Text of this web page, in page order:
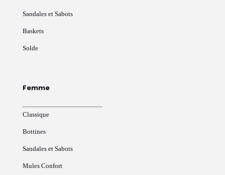
Sandales et Sabots
Baskets
Solde
Femme
Classique
Bottines
Sandales et Sabots
Mules Confort